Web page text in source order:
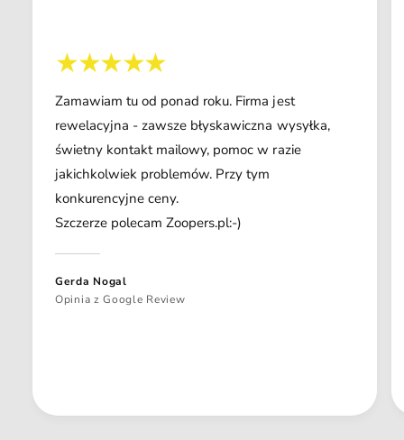
Zamawiam tu od ponad roku. Firma jest
rewelacyjna - zawsze błyskawiczna wysyłka,
świetny kontakt mailowy, pomoc w razie
jakichkolwiek problemów. Przy tym
konkurencyjne ceny.
Szczerze polecam Zoopers.pl:-)
Gerda Nogal
Opinia z Google Review